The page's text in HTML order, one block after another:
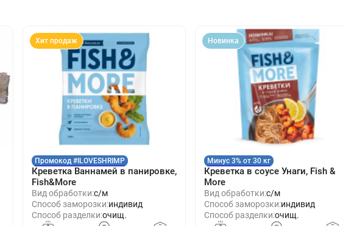
Хит продаж
Промокод #ILOVESHRIMP
Креветка Ваннамей в панировке,
Fish&More
Вид обработки:с/м
Способ заморозки:индивид
Способ разделки:очищ.
Новинка
Минус 3% от 30 кг
Креветка в соусе Унаги, Fish &
More
Вид обработки:с/м
Способ заморозки:индивид
Способ разделки:очищ.